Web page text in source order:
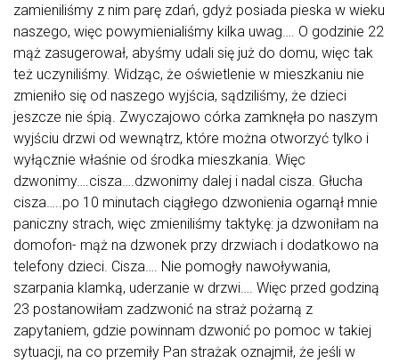
zamieniliśmy z nim parę zdań, gdyż posiada pieska w wieku
naszego, więc powymienialiśmy kilka uwag…. O godzinie 22
mąż zasugerował, abyśmy udali się już do domu, więc tak
też uczyniliśmy. Widząc, że oświetlenie w mieszkaniu nie
zmieniło się od naszego wyjścia, sądziliśmy, że dzieci
jeszcze nie śpią. Zwyczajowo córka zamknęła po naszym
wyjściu drzwi od wewnątrz, które można otworzyć tylko i
wyłącznie właśnie od środka mieszkania. Więc
dzwonimy….cisza….dzwonimy dalej i nadal cisza. Głucha
cisza…..po 10 minutach ciągłego dzwonienia ogarnął mnie
paniczny strach, więc zmieniliśmy taktykę: ja dzwoniłam na
domofon- mąż na dzwonek przy drzwiach i dodatkowo na
telefony dzieci. Cisza…. Nie pomogły nawoływania,
szarpania klamką, uderzanie w drzwi…. Więc przed godziną
23 postanowiłam zadzwonić na straż pożarną z
zapytaniem, gdzie powinnam dzwonić po pomoc w takiej
sytuacji, na co przemiły Pan strażak oznajmił, że jeśli w